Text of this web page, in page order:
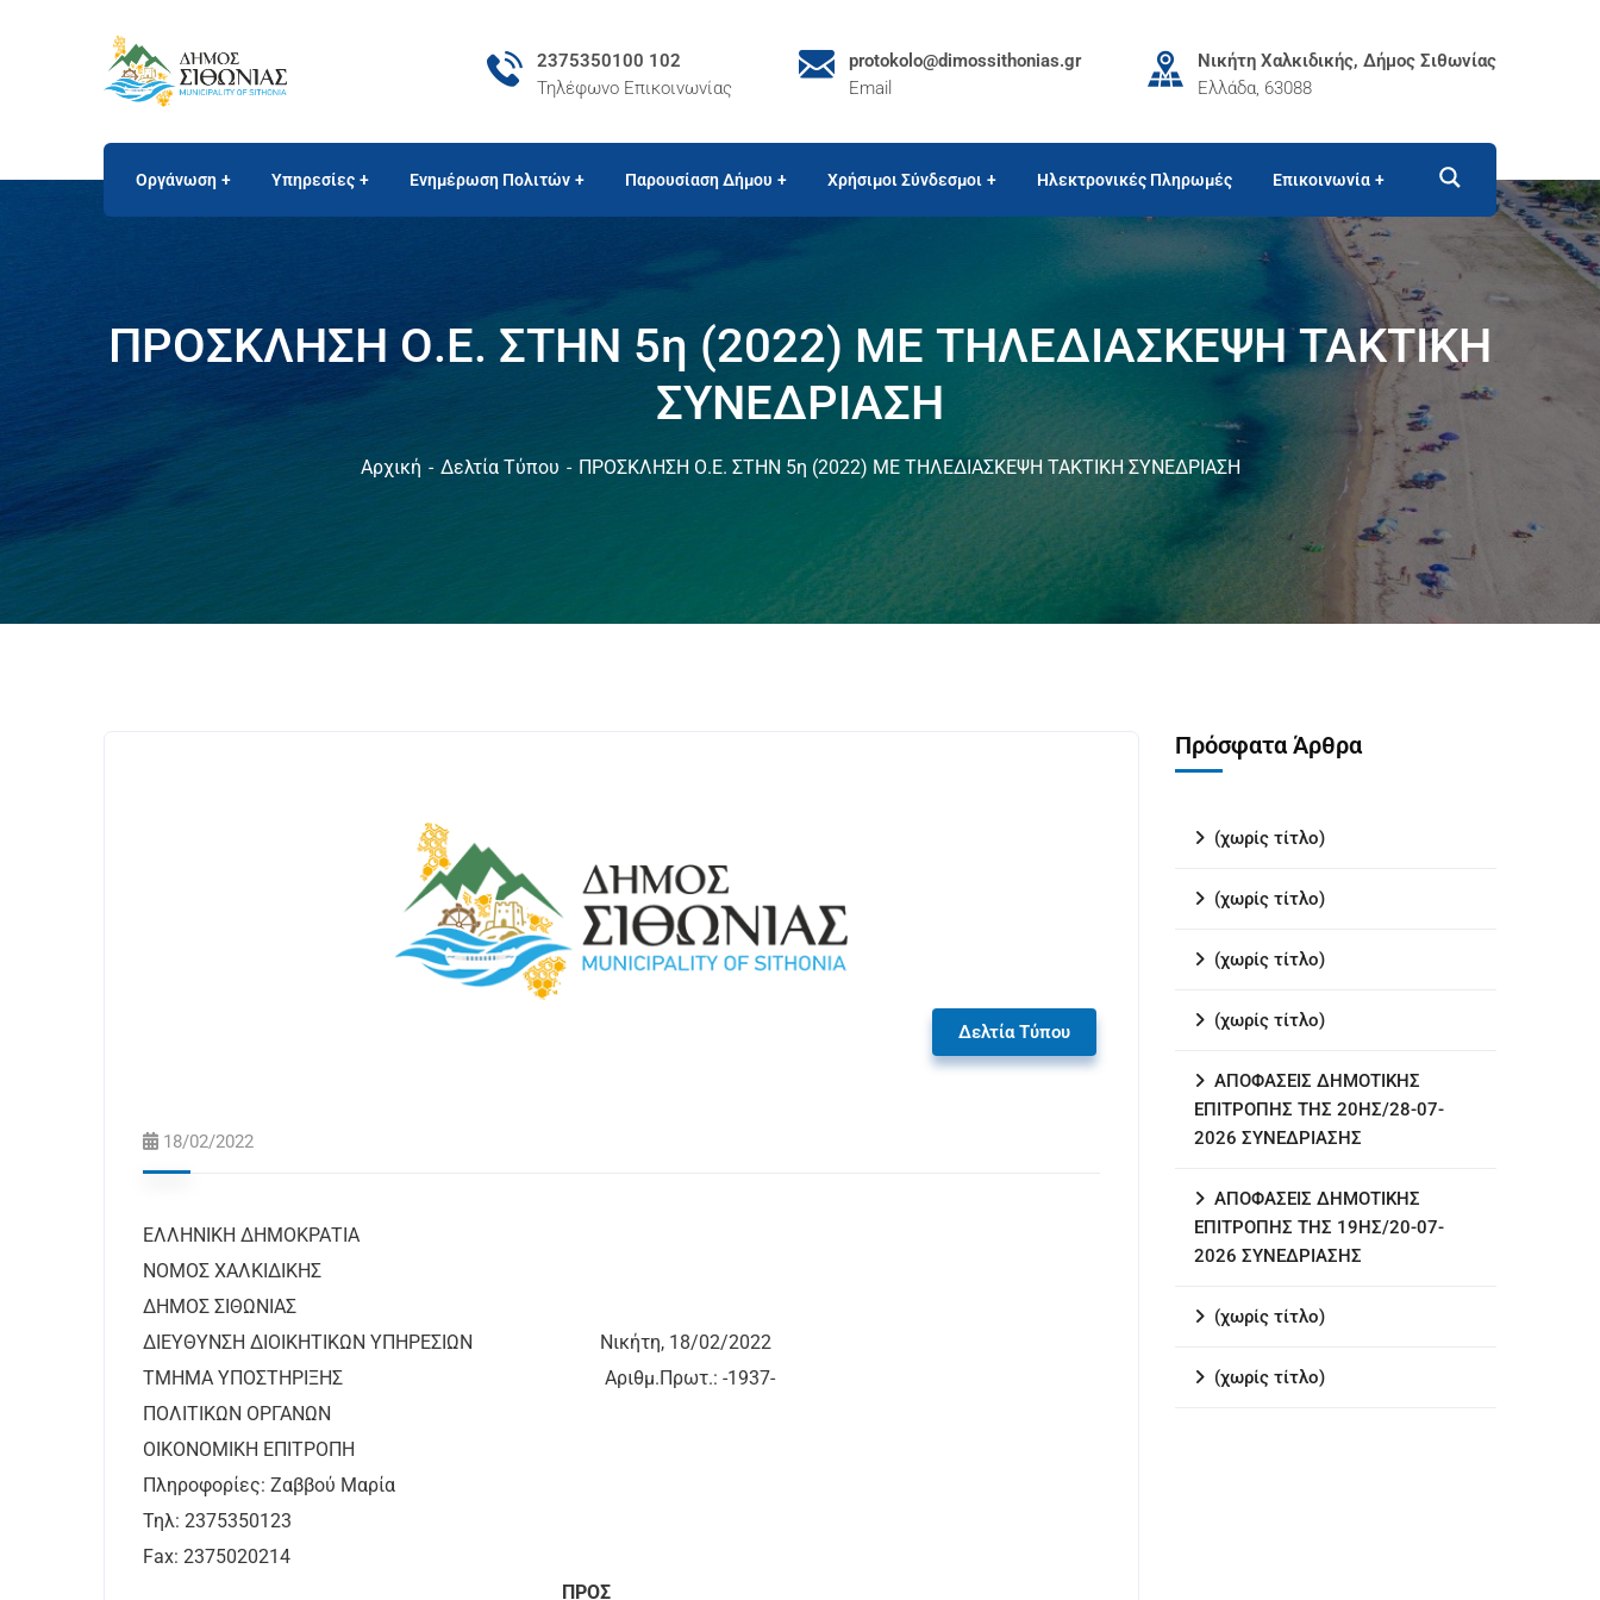
2375350100 102
Τηλέφωνο Επικοινωνίας
protokolo@dimossithonias.gr
Email
Νικήτη Χαλκιδικής, Δήμος Σιθωνίας
Ελλάδα, 63088
Οργάνωση Υπηρεσίες Ενημέρωση Πολιτών Παρουσίαση Δήμου Χρήσιμοι Σύνδεσμοι Ηλεκτρονικές Πληρωμές Επικοινωνία
ΠΡΟΣΚΛΗΣΗ Ο.Ε. ΣΤΗΝ 5η (2022) ΜΕ ΤΗΛΕΔΙΑΣΚΕΨΗ ΤΑΚΤΙΚΗ
ΣΥΝΕΔΡΙΑΣH
Αρχική Δελτία Τύπου ΠΡΟΣΚΛΗΣΗ Ο.Ε. ΣΤΗΝ 5η (2022) ΜΕ ΤΗΛΕΔΙΑΣΚΕΨΗ ΤΑΚΤΙΚΗ ΣΥΝΕΔΡΙΑΣH
Δελτία Τύπου
18/02/2022
ΕΛΛΗΝΙΚΗ ΔΗΜΟΚΡΑΤΙΑ
ΝΟΜΟΣ ΧΑΛΚΙΔΙΚΗΣ
ΔΗΜΟΣ ΣΙΘΩΝΙΑΣ
ΔΙΕΥΘΥΝΣΗ ΔΙΟΙΚΗΤΙΚΩΝ ΥΠΗΡΕΣΙΩΝ
Νικήτη, 18/02/2022
ΤΜΗΜΑ ΥΠΟΣΤΗΡΙΞΗΣ Αριθμ.Πρωτ.: -1937-
ΠΟΛΙΤΙΚΩΝ ΟΡΓΑΝΩΝ
ΟΙΚΟΝΟΜΙΚΗ ΕΠΙΤΡΟΠΗ
Πληροφορίες: Ζαββού Μαρία
Τηλ: 2375350123
Fax: 2375020214
ΠΡΟΣ
Πρόσφατα Άρθρα
(χωρίς τίτλο)
(χωρίς τίτλο)
(χωρίς τίτλο)
(χωρίς τίτλο)
ΑΠΟΦΑΣΕΙΣ ΔΗΜΟΤΙΚΗΣ
ΕΠΙΤΡΟΠΗΣ ΤΗΣ 20ΗΣ/28-07-
2026 ΣΥΝΕΔΡΙΑΣΗΣ
ΑΠΟΦΑΣΕΙΣ ΔΗΜΟΤΙΚΗΣ
ΕΠΙΤΡΟΠΗΣ ΤΗΣ 19ΗΣ/20-07-
2026 ΣΥΝΕΔΡΙΑΣΗΣ
(χωρίς τίτλο)
(χωρίς τίτλο)